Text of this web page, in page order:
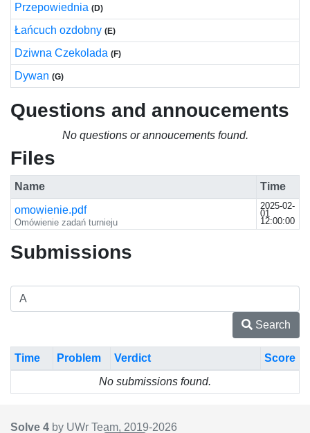
Przepowiednia (D)
Łańcuch ozdobny (E)
Dziwna Czekolada (F)
Dywan (G)
Questions and annoucements
No questions or annoucements found.
Files
Name
Time
omowienie.pdf
Omówienie zadań turnieju
2025-02-
01
12:00:00
Submissions
Search
Time Problem Verdict
Score
No submissions found.
Solve 4 by UWr Team, 2019-2026